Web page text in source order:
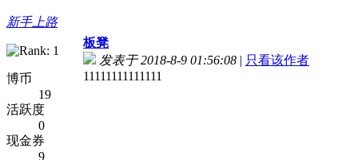
新手上路
博币
19
活跃度
0
现金券
9
板凳
发表于 2018-8-9 01:56:08 | 只看该作者
11111111111111